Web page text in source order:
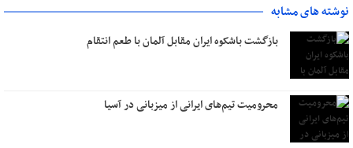
نوشته های مشابه
بازگشت باشکوه ایران مقابل آلمان با طعم انتقام
محرومیت تیم‌های ایرانی از میزبانی در آسیا